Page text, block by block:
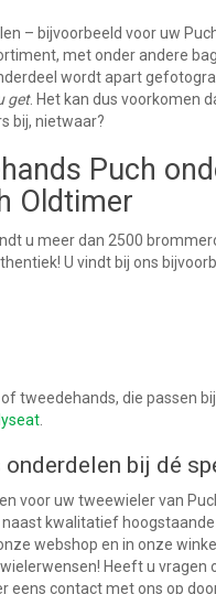
– bijvoorbeeld voor uw
met onder andere
wordt apart
get. Het kan dus voorkomen
bij, nietwaar?
Puch
Oldtimer
u meer dan 2500
U vindt bij ons
tweedehands, die passen
.
bij dé
voor uw tweewieler van
kwalitatief
webshop en in onze
Heeft u
eens contact met ons op